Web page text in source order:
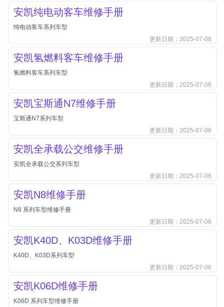
北汽瑞翔
奔腾
奔驰
宝马
宝骏
宾利
本田
本田-广州本田
本田-海外本田
标致
标致-进口
安凯纯电动客车维修手册
纯电动客车系列车型
更新日期：2025-07-06
安凯氢燃料客车维修手册
氢燃料客车系列车型
更新日期：2025-07-06
安凯宝斯通N7维修手册
宝斯通N7系列车型
更新日期：2025-07-06
安凯全承载公交维修手册
安凯全承载公交系列车型
更新日期：2025-07-06
安凯N8维修手册
N8 系列车型维修手册
更新日期：2025-07-06
安凯K40D、K03D维修手册
K40D、K03D系列车型
更新日期：2025-07-06
安凯K06D维修手册
K06D 系列车型维修手册